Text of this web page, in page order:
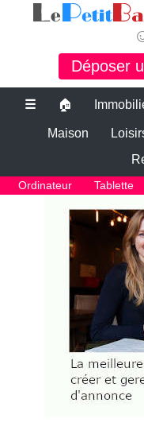
Déposer
☰ 🏠
Maison
Ordinateur Tablette